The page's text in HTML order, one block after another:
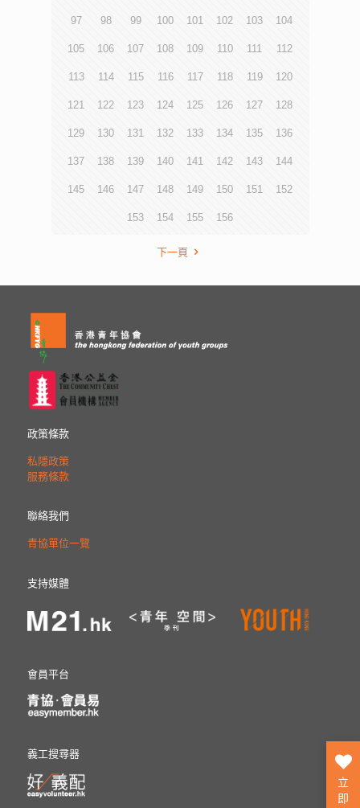
97 98 99 100 101 102 103 104
105 106 107 108 109 110 111 112
113 114 115 116 117 118 119 120
121 122 123 124 125 126 127 128
129 130 131 132 133 134 135 136
137 138 139 140 141 142 143 144
145 146 147 148 149 150 151 152
153 154 155 156
下一頁
政策條款
私隱政策
服務條款
聯絡我們
青協單位一覽
支持媒體
會員平台
義工搜尋器
立
即